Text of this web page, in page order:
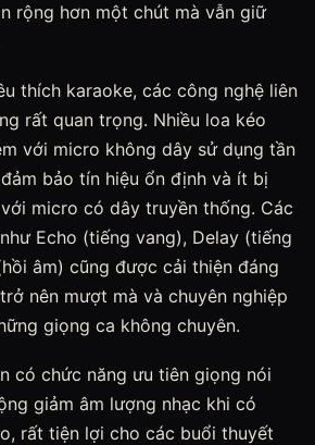
rộng hơn một chút mà vẫn giữ
thích karaoke, các công nghệ liên
rất quan trọng. Nhiều loa kéo
với micro không dây sử dụng tần
bảo tín hiệu ổn định và ít bị
micro có dây truyền thống. Các
Echo (tiếng vang), Delay (tiếng
âm) cũng được cải thiện đáng
nên mượt mà và chuyên nghiệp
giọng ca không chuyên.
có chức năng ưu tiên giọng nói
giảm âm lượng nhạc khi có
rất tiện lợi cho các buổi thuyết